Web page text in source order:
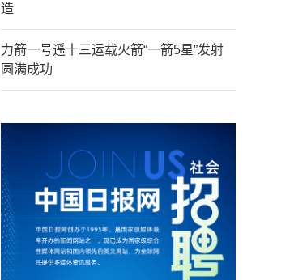
造
力箭一号遥十三运载火箭“一箭5星”发射
圆满成功